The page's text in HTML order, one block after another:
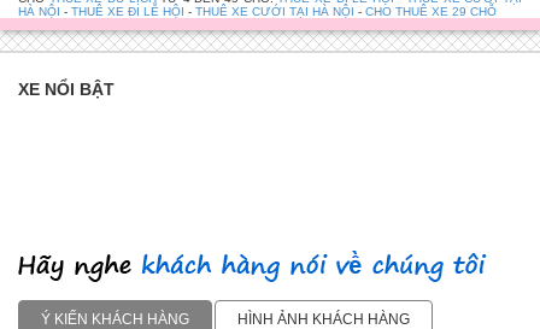
HÀ NỘI - THUÊ XE ĐI LỄ HỘI - THUÊ XE CƯỚI TẠI HÀ NỘI - CHO THUÊ XE 29 CHỖ
XE NỔI BẬT
Ý KIẾN KHÁCH HÀNG HÌNH ẢNH KHÁCH HÀNG